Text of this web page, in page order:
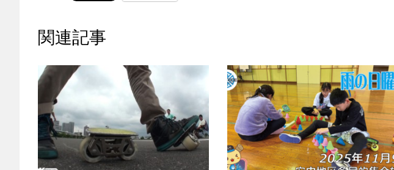
関連記事